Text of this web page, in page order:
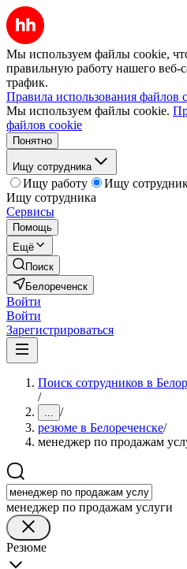
Мы используем файлы cookie,
правильную работу нашего веб-
трафик.
Правила использования файлов
Мы используем файлы cookie.
файлов cookie
Понятно
Ищу сотрудника
Ищу работу
Ищу
Ищу сотрудника
Сервисы
Помощь
Ещё
Поиск
Белореченск
Войти
Войти
Зарегистрироваться
Поиск сотрудников в
/
... /
резюме в Белореченске/
менеджер по продажам
менеджер по продажам услуги
Резюме